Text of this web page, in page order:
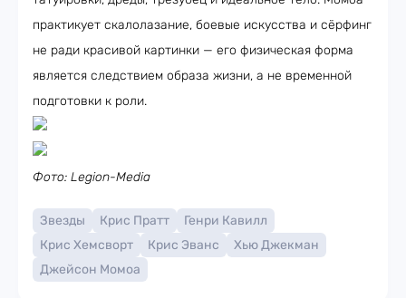
практикует скалолазание, боевые искусства и сёрфинг
не ради красивой картинки — его физическая форма
является следствием образа жизни, а не временной
подготовки к роли.
Фото: Legion-Media
Звезды Крис Пратт
Генри Кавилл
Крис Хемсворт
Крис Эванс
Хью Джекман
Джейсон Момоа